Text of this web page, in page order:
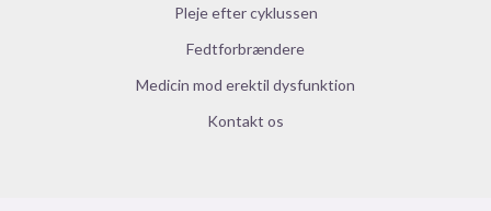
Pleje efter cyklussen
Fedtforbrændere
Medicin mod erektil dysfunktion
Kontakt os